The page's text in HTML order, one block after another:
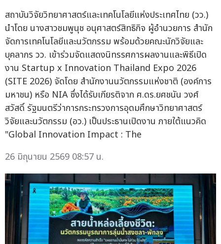
สถาบันวิจัยวิทยาศาสตร์และเทคโนโลยีแห่งประเทศไทย (วว.)
นำโดย นางสาวชมพูนุช อนุศาสตร์สิทธิกิจ ผู้อำนวยการ สำนัก
จัดการเทคโนโลยีและนวัตกรรม พร้อมด้วยคณะนักวิจัยและ
บุคลากร วว. เข้าร่วมจัดแสดงนิทรรศการผลงานและพิธีเปิด
งาน Startup x Innovation Thailand Expo 2026
(SITE 2026) จัดโดย สำนักงานนวัตกรรมแห่งชาติ (องค์การ
มหาชน) หรือ NIA ซึ่งได้รับเกียรติจาก ศ.ดร.ยศชนัน วงศ์
สวัสดิ์ รัฐมนตรีว่าการกระทรวงการอุดมศึกษาวิทยาศาสตร์
วิจัยและนวัตกรรม (อว.) เป็นประธานเปิดงาน ภายใต้แนวคิด
"Global Innovation Impact : The
26 มิถุนายน 2569 08:57 น.